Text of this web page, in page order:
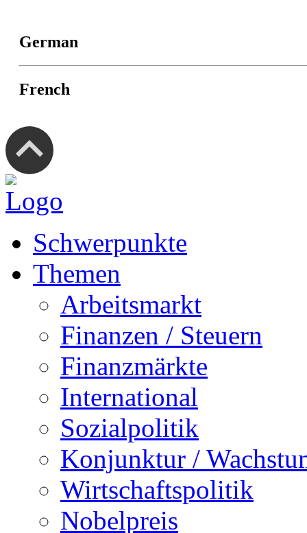
German
French
Schwerpunkte
Themen
Arbeitsmarkt
Finanzen / Steuern
Finanzmärkte
International
Sozialpolitik
Konjunktur /
Wirtschaftspolitik
Nobelpreis